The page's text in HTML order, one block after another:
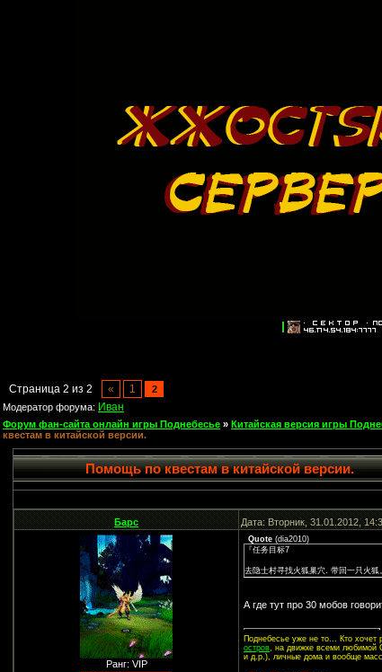
Страница 2 из 2 « 1
2
Модератор форума: Иван
Форум фан-сайта онлайн игры Поднебесье » Китайская версия игры
квестам в китайской версии.
Помощь по квестам в китайской версии.
Барс Дата: Вторник, 31.01.2012,
Ранг: VIP
Quote (dia2010)
『任务目标7
去隐士村寻找火狐巢穴. 带回一只火狐
А где тут про 30 мобов
Поднебесье уже не то... Кто
остров, на движке всеми любимой
и д.р.), личные дома и вообще